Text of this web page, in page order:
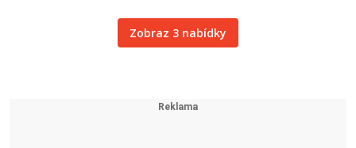
Zobraz 3 nabídky